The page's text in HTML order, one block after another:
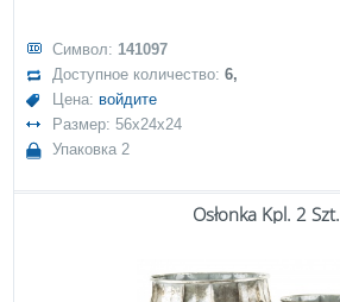
Символ: 141097
Доступное количество:6,
Цена: войдите
Размер: 56x24x24
Упаковка 2
Osłonka Kpl. 2 Szt.